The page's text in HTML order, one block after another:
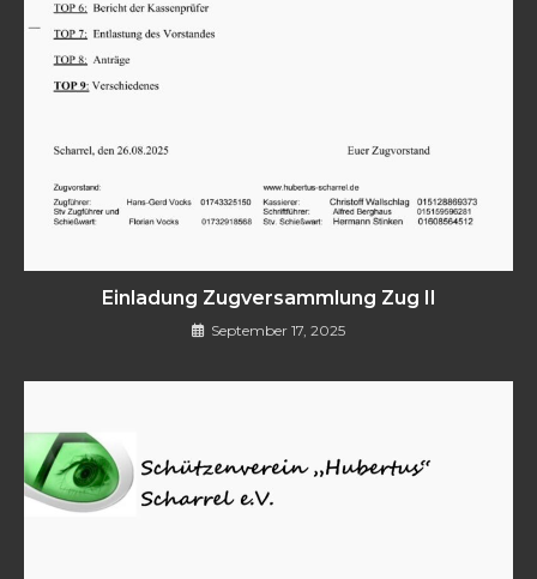
Einladung Zugversammlung Zug II
September 17, 2025